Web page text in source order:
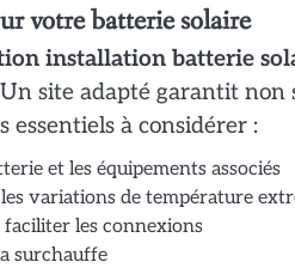
votre batterie solaire
installation batterie
site adapté garantit
essentiels à considérer :
et les équipements associés
variations de température
les connexions
surchauffe